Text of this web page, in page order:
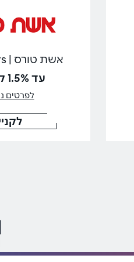
אשת טורס | Eshet Tours
עד 1.5% קאשבק
לפרטים